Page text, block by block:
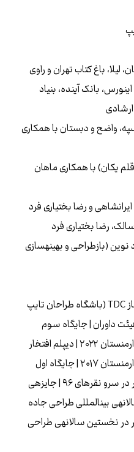
لیلا، باغ کتاب تهران و راوی
بانک آینده، بنیاد
واضح و دبستان با هم‌کاری
یکان) با هم‌کاری ماهان
و رضا بختیاری فرد
رضا بختیاری فرد
(بازطراحی و بهینه‌سازی
دریافت سه نشان تایپوگرافی ممتاز TDC (باشگاه طراحان تایپ
اثر منتخب هیئت داوران | جایگاه سوم
مسابقه‌ی بین‌المللی قلم گرانشان ارمنستان ۲۰۲۲ | دیپلم افتخار
مسابقه‌ی بین‌المللی قلم گرانشان ارمنستان ۲۰۱۷ | جایگاه اول
سرو نقره‌ای ۹۲ | شایسته‌ی تقدیر در سرو نقره‌ای ۹۶ | جایزه‌ی
بین‌المللی طراحی جاده
تقدیر در نخستین سالانه‌ی طراحی